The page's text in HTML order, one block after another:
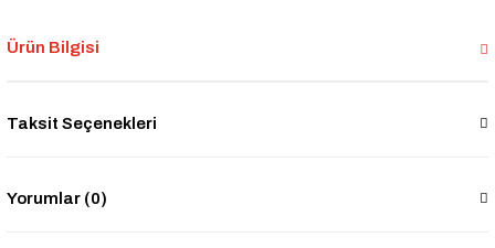
Ürün Bilgisi
Taksit Seçenekleri
Yorumlar (0)